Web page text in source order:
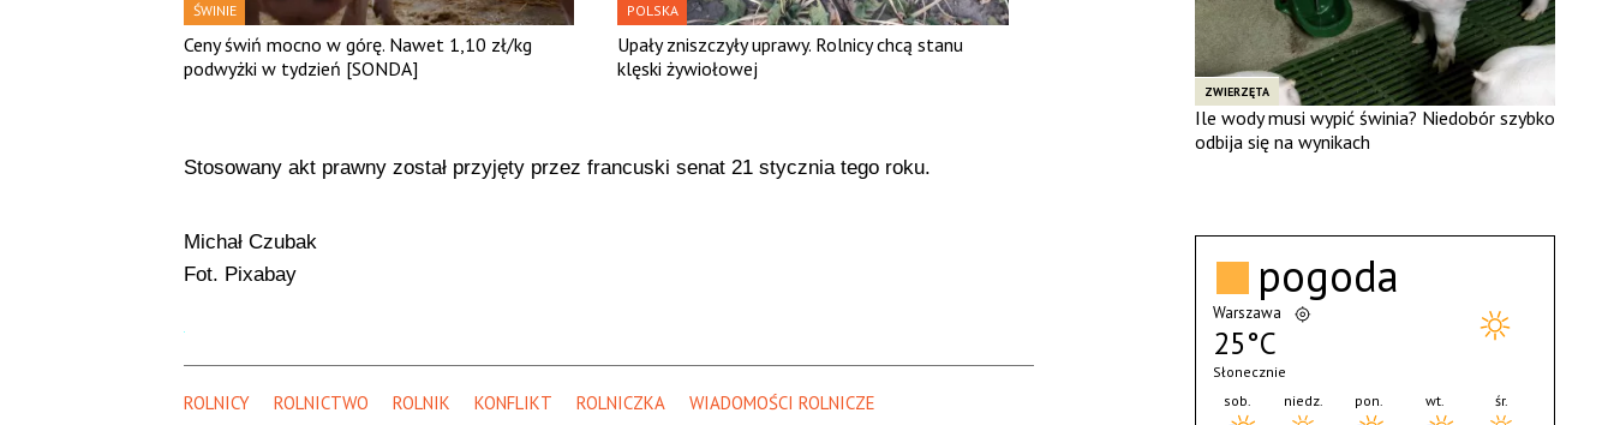
ŚWINIE
Ceny świń mocno w górę. Nawet 1,10 zł/kg
podwyżki w tydzień [SONDA]
POLSKA
Upały zniszczyły uprawy. Rolnicy chcą stanu
klęski żywiołowej
Stosowany akt prawny został przyjęty przez francuski senat 21 stycznia tego roku.
Michał Czubak
Fot. Pixabay
ROLNICY ROLNICTWO ROLNIK KONFLIKT ROLNICZKA
WIADOMOŚCI ROLNICZE
ZWIERZĘTA
Ile wody musi wypić świnia? Niedobór szybko
odbija się na wynikach
pogoda
Warszawa
25°C
Słonecznie
sob.
niedz. pon. wt. śr.